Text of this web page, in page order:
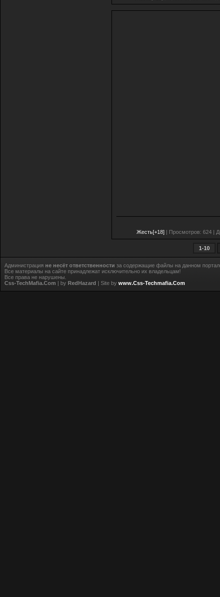
Жесть[+18]| Просмотров: 624 |
1-10
Администрация не несёт ответственности за содержащие файлы на данном
Все материалы на сайте принадлежат исключительно их владельцам!
Все права не нарушены.
Css-TechMafia.Com | by RedHazard | Site by www.Css-Techmafia.Com